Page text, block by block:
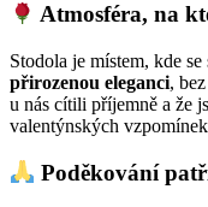
Atmosféra, na
Stodola je místem, kde
přirozenou eleganci,
u nás cítili příjemně a že
valentýnských
Poděkování